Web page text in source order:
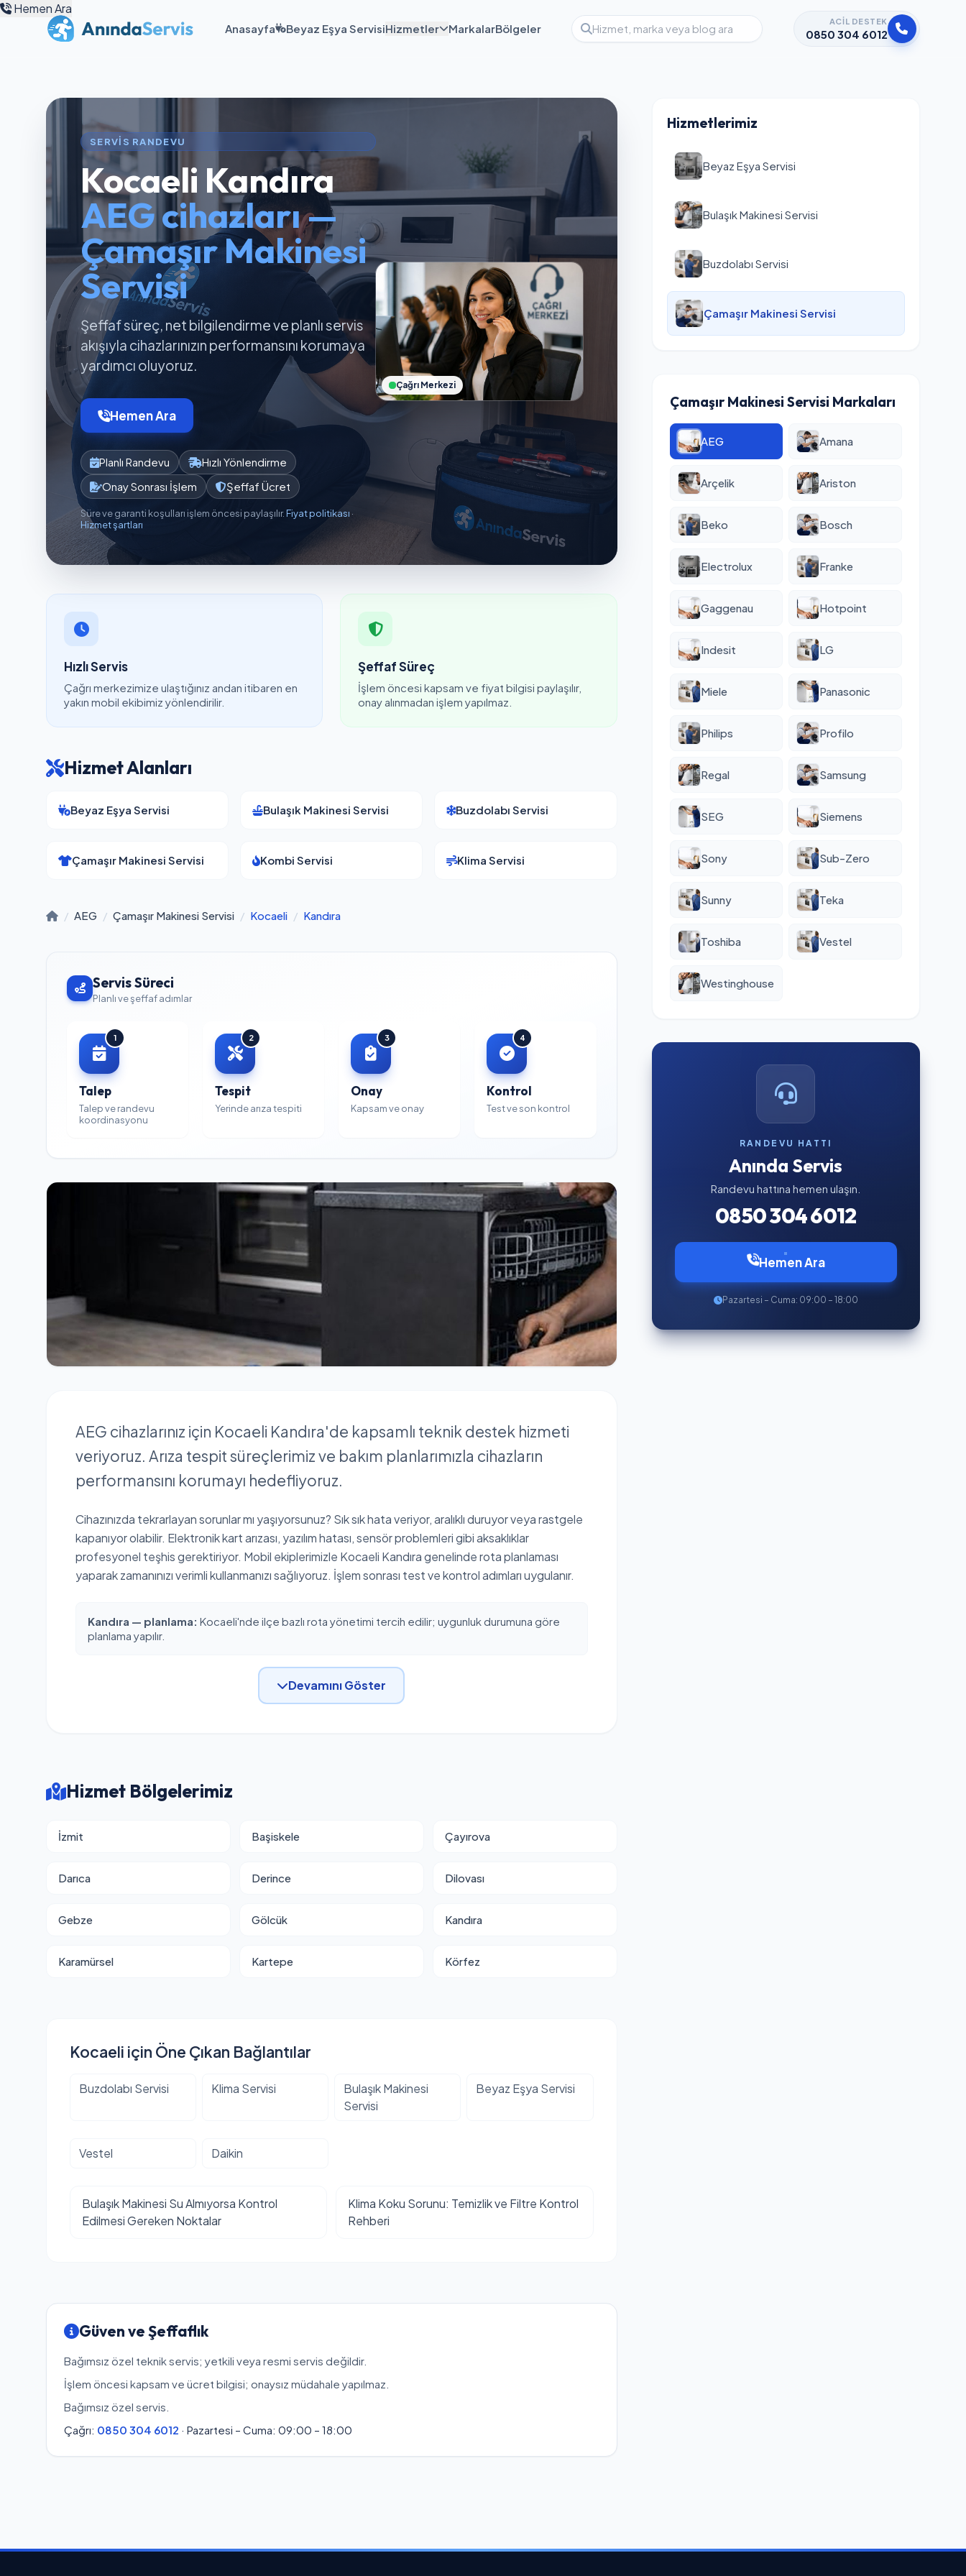
Anasayfa Beyaz Eşya ServisiHizmetler MarkalarBölgeler
ACIL DESTEK
0850 304 6012
Hemen Ara
SERVIS RANDEVU
Kocaeli Kandıra
AEG cihazları —
Çamaşır Makinesi
Servisi
Şeffaf süreç, net bilgilendirme ve planlı servis
akışıyla cihazlarınızın performansını korumaya
yardımcı oluyoruz.
Hemen Ara
Planlı Randevu
Hızlı Yönlendirme
Onay Sonrası İşlem
Şeffaf Ücret
Süre ve garanti koşulları işlem öncesi paylaşılır. Fiyat politikası ·
Hizmet şartları
Çağrı Merkezi
Hızlı Servis
Çağrı merkezimize ulaştığınız andan itibaren en
yakın mobil ekibimiz yönlendirilir.
Şeffaf Süreç
İşlem öncesi kapsam ve fiyat bilgisi paylaşılır,
onay alınmadan işlem yapılmaz.
Hizmet Alanları
Beyaz Eşya Servisi Bulaşık Makinesi Servisi Buzdolabı Servisi
Çamaşır Makinesi Servisi Kombi Servisi Klima Servisi
/ AEG / Çamaşır Makinesi Servisi / Kocaeli / Kandıra
Servis Süreci
Planlı ve şeffaf adımlar
1
Talep
Talep ve randevu
koordinasyonu
2
Tespit
Yerinde arıza tespiti
3
Onay
Kapsam ve onay
4
Kontrol
Test ve son kontrol
AEG cihazlarınız için Kocaeli Kandıra'de kapsamlı teknik destek hizmeti
veriyoruz. Arıza tespit süreçlerimiz ve bakım planlarımızla cihazların
performansını korumayı hedefliyoruz.
Cihazınızda tekrarlayan sorunlar mı yaşıyorsunuz? Sık sık hata veriyor, aralıklı duruyor veya rastgele
kapanıyor olabilir. Elektronik kart arızası, yazılım hatası, sensör problemleri gibi aksaklıklar
profesyonel teşhis gerektiriyor. Mobil ekiplerimizle Kocaeli Kandıra genelinde rota planlaması
yaparak zamanınızı verimli kullanmanızı sağlıyoruz. İşlem sonrası test ve kontrol adımları uygulanır.
Kandıra — planlama: Kocaeli'nde ilçe bazlı rota yönetimi tercih edilir; uygunluk durumuna göre
planlama yapılır.
Devamını Göster
Hizmet Bölgelerimiz
İzmit Başiskele Çayırova
Darıca Derince Dilovası
Gebze Gölcük Kandıra
Karamürsel Kartepe Körfez
Kocaeli için Öne Çıkan Bağlantılar
Buzdolabı Servisi Klima Servisi
Bulaşık Makinesi
Servisi
Beyaz Eşya Servisi
Vestel Daikin
Bulaşık Makinesi Su Almıyorsa Kontrol
Edilmesi Gereken Noktalar
Klima Koku Sorunu: Temizlik ve Filtre Kontrol
Rehberi
Güven ve Şeffaflık
Bağımsız özel teknik servis; yetkili veya resmi servis değildir.
İşlem öncesi kapsam ve ücret bilgisi; onaysız müdahale yapılmaz.
Bağımsız özel servis.
Çağrı: 0850 304 6012 · Pazartesi – Cuma: 09:00 – 18:00
Hizmetlerimiz
Beyaz Eşya Servisi
Bulaşık Makinesi Servisi
Buzdolabı Servisi
Çamaşır Makinesi Servisi
Çamaşır Makinesi Servisi Markaları
AEG Amana
Arçelik Ariston
Beko Bosch
Electrolux Franke
Gaggenau Hotpoint
Indesit LG
Miele Panasonic
Philips Profilo
Regal Samsung
SEG Siemens
Sony Sub-Zero
Sunny Teka
Toshiba Vestel
Westinghouse
RANDEVU HATTI
Anında Servis
Randevu hattına hemen ulaşın.
0850 304 6012
Hemen Ara
Pazartesi – Cuma: 09:00 – 18:00